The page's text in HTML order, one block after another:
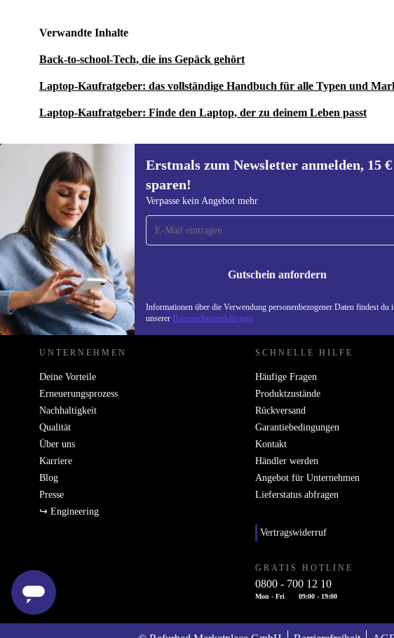
Verwandte Inhalte
Back-to-school-Tech, die ins Gepäck gehört
Laptop-Kaufratgeber: das vollständige Handbuch für alle Typen und
Laptop-Kaufratgeber: Finde den Laptop, der zu deinem Leben passt
Erstmals zum Newsletter anmelden, 15 €
sparen!
Verpasse kein Angebot mehr
Gutschein anfordern
Informationen über die Verwendung personenbezogener Daten findest du
unserer Datenschutzerklärung
Erstmals zum Newsletter
anmelden, 15 € sparen!
Verpasse kein Angebot mehr.
Informationen über die
REFURBED ÖSTERREICH - RETHINK NEW.
UNTERNEHMEN
Deine Vorteile
Erneuerungsprozess
Nachhaltigkeit
Qualität
Über uns
Karriere
Blog
Presse
↪ Engineering
SCHNELLE HILFE
Häufige Fragen
Produktzustände
Rückversand
Garantiebedingungen
Kontakt
Händler werden
Angebot für Unternehmen
Lieferstatus abfragen
Vertragswiderruf
GRATIS HOTLINE
0800 - 700 12 10
Mon - Fri 09:00 - 19:00